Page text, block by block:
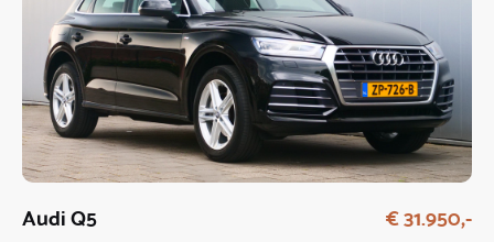
Audi Q5 € 31.950,-